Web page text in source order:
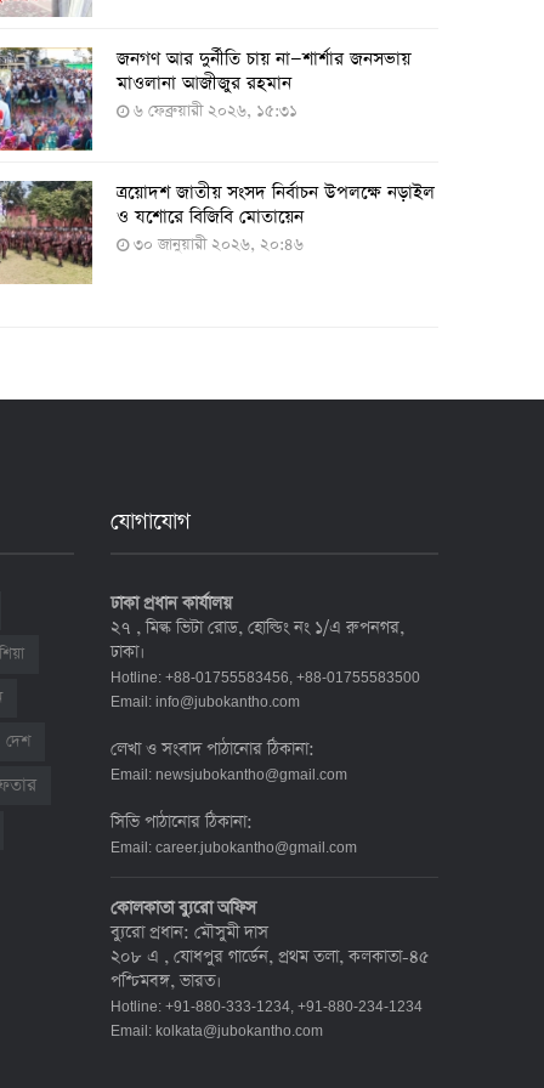
মঙ্গলবার ৭৫ লাখ মানুষ দ্বিতীয়-তৃতীয় ডোজ
২৪ ঘণ্টায় করোনায় আরও ৪ জনের মৃত্যু,
দেশে করোনায় মৃত্যু ও শনাক্ত কমেছে
৬ জুলাই ২০২২, ১৯:০২
৯৯৮
৫ জুলাই ২০২২, ১৮:৪৭
করোনায় ২৪ ঘণ্টায় মৃত্যু ১২, শনাক্ত দুই হাজার
ছাড়িয়ে
৪ জুলাই ২০২২, ১৬:৫১
জনগণ আর দুর্নীতি চায় না—শার্শার জনসভায়
মাওলানা আজীজুর রহমান
৬ ফেব্রুয়ারী ২০২৬, ১৫:৩১
ত্রয়োদশ জাতীয় সংসদ নির্বাচন উপলক্ষে নড়াইল
ও যশোরে বিজিবি মোতায়েন
৩০ জানুয়ারী ২০২৬, ২০:৪৬
দেশ
যোগাযোগ
ঢাকা প্রধান কার্যালয়
২৭ , মিল্ক ভিটা রোড, হোল্ডিং নং ১/এ রুপনগর,
ঢাকা।
Hotline: +88-01755583456, +88-01755583500
Email: info@jubokantho.com
লেখা ও সংবাদ পাঠানোর ঠিকানা:
Email: newsjubokantho@gmail.com
সিভি পাঠানোর ঠিকানা:
Email: career.jubokantho@gmail.com
কোলকাতা ব্যুরো অফিস
ব্যুরো প্রধান: মৌসুমী দাস
২০৮ এ , যোধপুর গার্ডেন, প্রথম তলা, কলকাতা-৪৫
পশ্চিমবঙ্গ, ভারত।
Hotline: +91-880-333-1234, +91-880-234-1234
Email: kolkata@jubokantho.com